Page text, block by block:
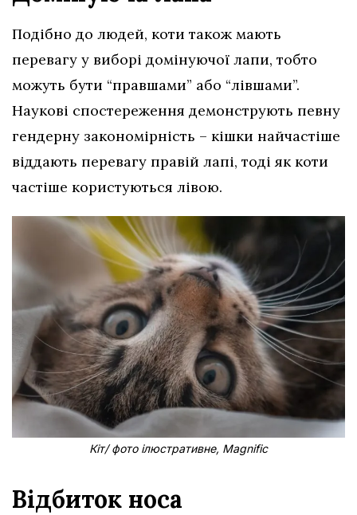
Подібно до людей, коти також мають
перевагу у виборі домінуючої лапи, тобто
можуть бути “правшами” або “лівшами”.
Наукові спостереження демонструють певну
гендерну закономірність – кішки найчастіше
віддають перевагу правій лапі, тоді як коти
частіше користуються лівою.
Кіт/ фото ілюстративне, Magnific
Відбиток носа